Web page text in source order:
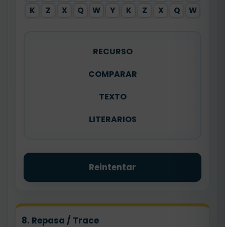
K
Z X Q W Y K Z X Q W
RECURSO
COMPARAR
TEXTO
LITERARIOS
Reintentar
8. Repasa / Trace